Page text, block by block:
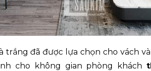
trắng đã được lựa chọn cho vách
cho không gian phòng khách